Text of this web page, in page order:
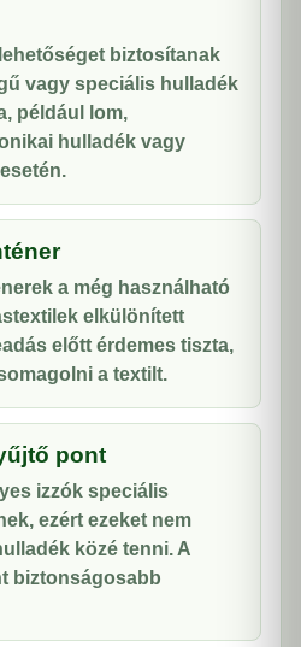
biztosítanak
vagy speciális hulladék
például lom,
hulladék vagy
a még használható
elkülönített
előtt érdemes tiszta,
a textilt.
pont
izzók speciális
ezért ezeket nem
közé tenni. A
biztonságosabb